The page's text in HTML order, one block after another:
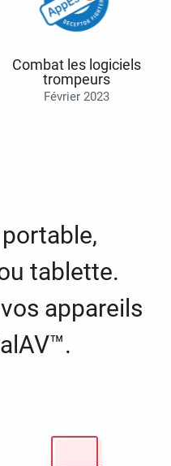
Combat les logiciels
trompeurs
Février 2023
tablette.
appareils